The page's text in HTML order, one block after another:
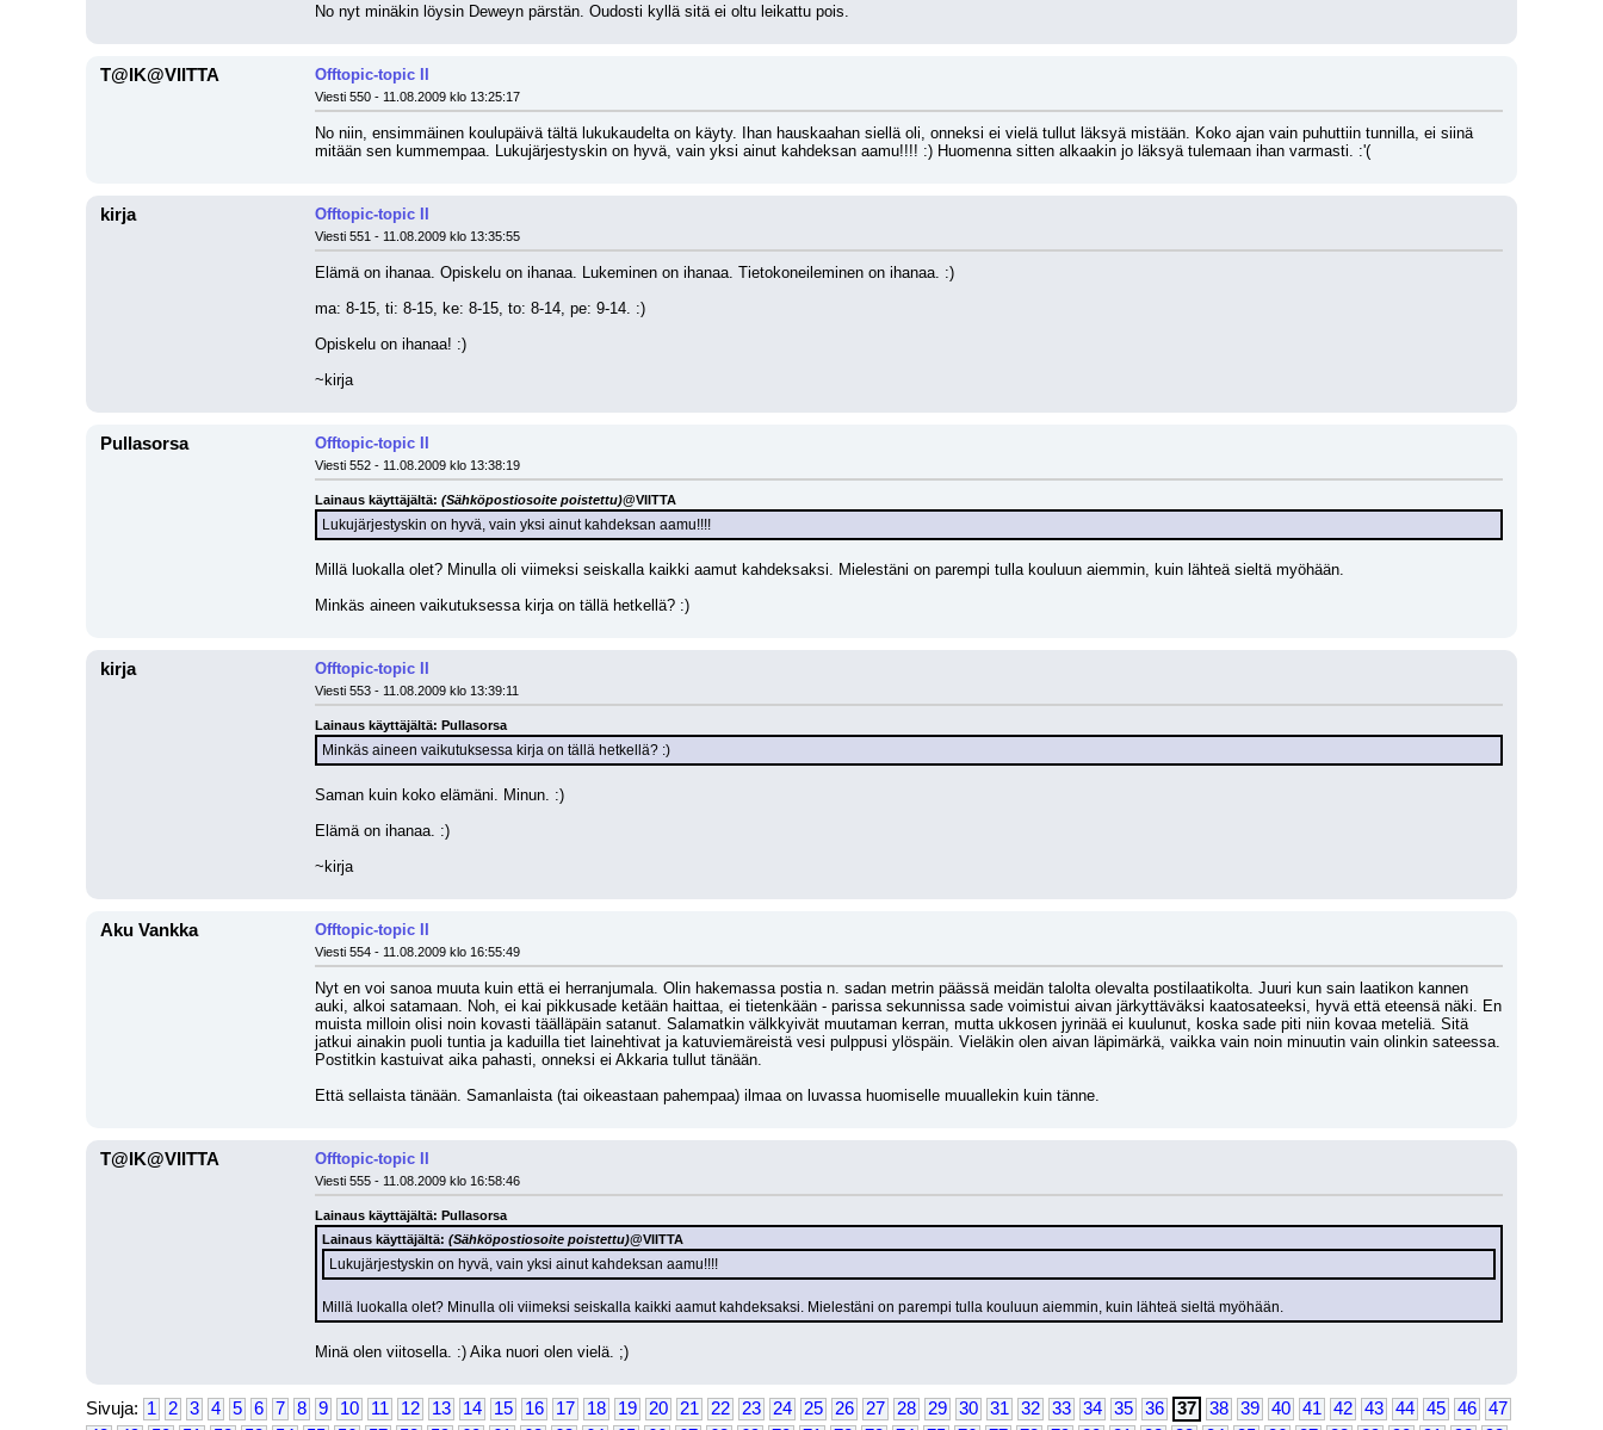
No nyt minäkin löysin Deweyn pärstän. Oudosti kyllä sitä ei oltu leikattu pois.
T@IK@VIITTA Offtopic-topic II
Viesti 550 - 11.08.2009 klo 13:25:17
No niin, ensimmäinen koulupäivä tältä lukukaudelta on käyty. Ihan hauskaahan siellä oli, onneksi ei vielä tullut läksyä mistään. Koko ajan vain puhuttiin tunnilla, ei siinä
mitään sen kummempaa. Lukujärjestyskin on hyvä, vain yksi ainut kahdeksan aamu!!!! :) Huomenna sitten alkaakin jo läksyä tulemaan ihan varmasti. :'(
kirja Offtopic-topic II
Viesti 551 - 11.08.2009 klo 13:35:55
Elämä on ihanaa. Opiskelu on ihanaa. Lukeminen on ihanaa. Tietokoneileminen on ihanaa. :)
ma: 8-15, ti: 8-15, ke: 8-15, to: 8-14, pe: 9-14. :)
Opiskelu on ihanaa! :)
~kirja
Pullasorsa Offtopic-topic II
Viesti 552 - 11.08.2009 klo 13:38:19
Lainaus käyttäjältä: (Sähköpostiosoite poistettu)@VIITTA
Lukujärjestyskin on hyvä, vain yksi ainut kahdeksan aamu!!!!
Millä luokalla olet? Minulla oli viimeksi seiskalla kaikki aamut kahdeksaksi. Mielestäni on parempi tulla kouluun aiemmin, kuin lähteä sieltä myöhään.
Minkäs aineen vaikutuksessa kirja on tällä hetkellä? :)
kirja Offtopic-topic II
Viesti 553 - 11.08.2009 klo 13:39:11
Lainaus käyttäjältä: Pullasorsa
Minkäs aineen vaikutuksessa kirja on tällä hetkellä? :)
Saman kuin koko elämäni. Minun. :)
Elämä on ihanaa. :)
~kirja
Aku Vankka Offtopic-topic II
Viesti 554 - 11.08.2009 klo 16:55:49
Nyt en voi sanoa muuta kuin että ei herranjumala. Olin hakemassa postia n. sadan metrin päässä meidän talolta olevalta postilaatikolta. Juuri kun sain laatikon kannen
auki, alkoi satamaan. Noh, ei kai pikkusade ketään haittaa, ei tietenkään - parissa sekunnissa sade voimistui aivan järkyttäväksi kaatosateeksi, hyvä että eteensä näki. En
muista milloin olisi noin kovasti täälläpäin satanut. Salamatkin välkkyivät muutaman kerran, mutta ukkosen jyrinää ei kuulunut, koska sade piti niin kovaa meteliä. Sitä
jatkui ainakin puoli tuntia ja kaduilla tiet lainehtivat ja katuviemäreistä vesi pulppusi ylöspäin. Vieläkin olen aivan läpimärkä, vaikka vain noin minuutin vain olinkin sateessa.
Postitkin kastuivat aika pahasti, onneksi ei Akkaria tullut tänään.
Että sellaista tänään. Samanlaista (tai oikeastaan pahempaa) ilmaa on luvassa huomiselle muuallekin kuin tänne.
T@IK@VIITTA Offtopic-topic II
Viesti 555 - 11.08.2009 klo 16:58:46
Lainaus käyttäjältä: Pullasorsa
Lainaus käyttäjältä: (Sähköpostiosoite poistettu)@VIITTA
Lukujärjestyskin on hyvä, vain yksi ainut kahdeksan aamu!!!!
Millä luokalla olet? Minulla oli viimeksi seiskalla kaikki aamut kahdeksaksi. Mielestäni on parempi tulla kouluun aiemmin, kuin lähteä sieltä myöhään.
Minä olen viitosella. :) Aika nuori olen vielä. ;)
Sivuja: 1 2 3 4 5 6 7 8 9 10 11 12 13 14 15 16 17 18 19 20 21 22 23 24 25 26 27 28 29 30 31 32 33 34 35 36 37 38 39 40 41 42 43 44 45 46
47